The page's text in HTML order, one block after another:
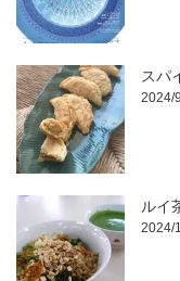
スパ
2024/
ルイ
2024/